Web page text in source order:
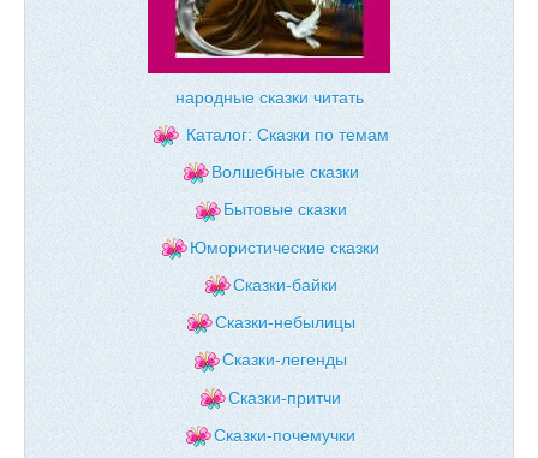
народные сказки читать
Каталог: Сказки по темам
Волшебные сказки
Бытовые сказки
Юмористические сказки
Сказки-байки
Сказки-небылицы
Сказки-легенды
Сказки-притчи
Сказки-почемучки